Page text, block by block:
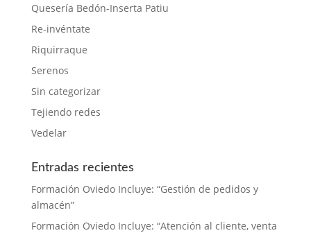
Quesería Bedón-Inserta Patiu
Re-invéntate
Riquirraque
Serenos
Sin categorizar
Tejiendo redes
Vedelar
Entradas recientes
Formación Oviedo Incluye: “Gestión de pedidos y
almacén”
Formación Oviedo Incluye: “Atención al cliente, venta